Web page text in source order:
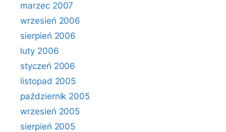
marzec 2007
wrzesień 2006
sierpień 2006
luty 2006
styczeń 2006
listopad 2005
październik 2005
wrzesień 2005
sierpień 2005